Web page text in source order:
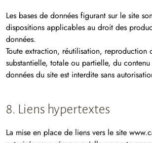
Les bases de données figurant sur le site
dispositions applicables au droit des
données.
Toute extraction, réutilisation, reproduction
substantielle, totale ou partielle, du
données du site est interdite sans
8. Liens hypertextes
La mise en place de liens vers le site